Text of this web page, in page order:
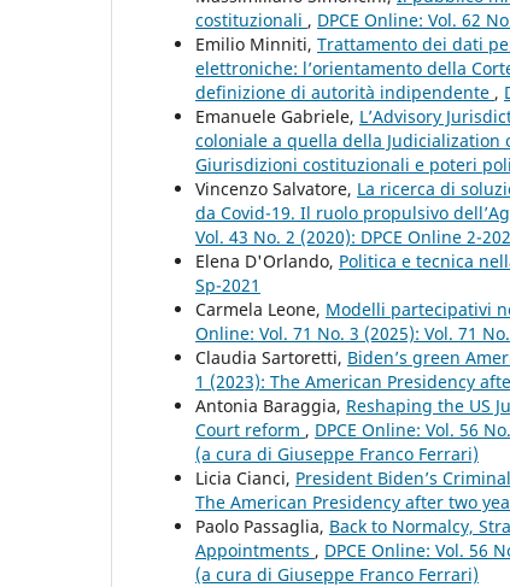
costituzionali , DPCE Online: Vol. 62
Emilio Minniti, Trattamento dei dati
elettroniche: l’orientamento della
definizione di autorità indipendente ,
Emanuele Gabriele, L’Advisory
coloniale a quella della Judicialization
Giurisdizioni costituzionali e poteri
Vincenzo Salvatore, La ricerca di
da Covid-19. Il ruolo propulsivo
Vol. 43 No. 2 (2020): DPCE Online 2-
Elena D'Orlando, Politica e tecnica
Sp-2021
Carmela Leone, Modelli partecipativi
Online: Vol. 71 No. 3 (2025): Vol. 71
Claudia Sartoretti, Biden’s green
1 (2023): The American Presidency
Antonia Baraggia, Reshaping the US
Court reform , DPCE Online: Vol. 56
(a cura di Giuseppe Franco Ferrari)
Licia Cianci, President Biden’s
The American Presidency after two
Paolo Passaglia, Back to Normalcy,
Appointments , DPCE Online: Vol. 56
(a cura di Giuseppe Franco Ferrari)